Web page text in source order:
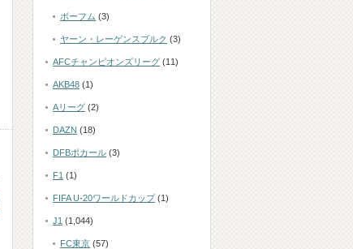
ボーフム (3)
ヤーン・レーゲンスブルク (3)
AFCチャンピオンズリーグ (11)
AKB48 (1)
Aリーグ (2)
DAZN (18)
DFBポカール (3)
F1 (1)
FIFA U-20ワールドカップ(1)
J1 (1,044)
FC東京 (57)